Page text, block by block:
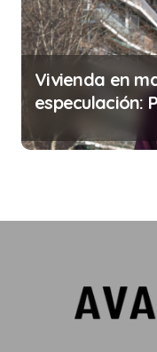
Vivienda en
especulación: